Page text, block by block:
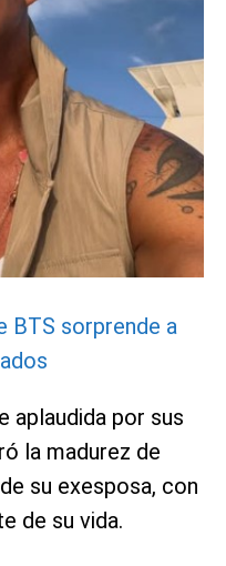
BTS sorprende a
aplaudida por sus
la madurez de
su exesposa, con
de su vida.